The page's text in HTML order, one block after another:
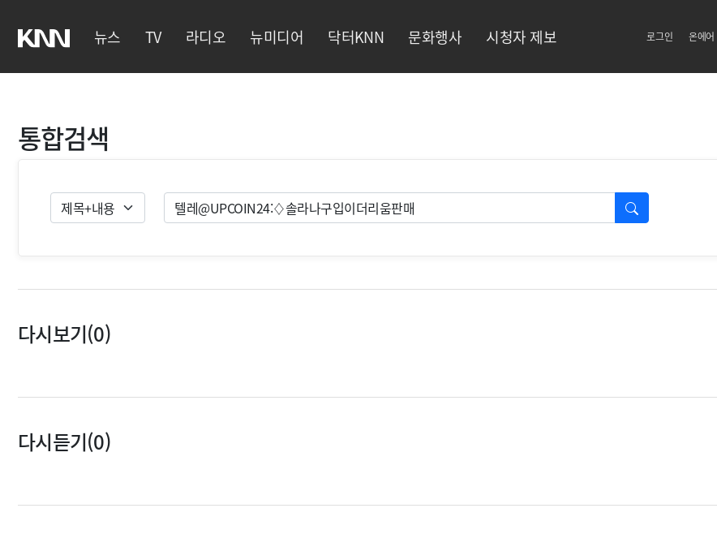
뉴스 TV 라디오 뉴미디어 닥터KNN 문화행사 시청자 제보 로그인 온에어
통합검색
검색유형 검색
다시보기(0)
다시듣기(0)